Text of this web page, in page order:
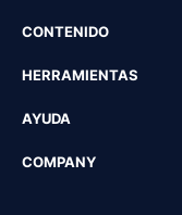
CONTENIDO
HERRAMIENTAS
AYUDA
COMPANY